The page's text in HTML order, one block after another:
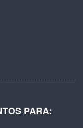
PARA: